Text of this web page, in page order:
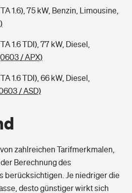
1.6), 75 kW, Benzin, Limousine,
1.6 TDI), 77 kW, Diesel,
/ APX)
1.6 TDI), 66 kW, Diesel,
/ ASD)
zahlreichen Tarifmerkmalen,
Berechnung des
berücksichtigen. Je niedriger die
desto günstiger wirkt sich